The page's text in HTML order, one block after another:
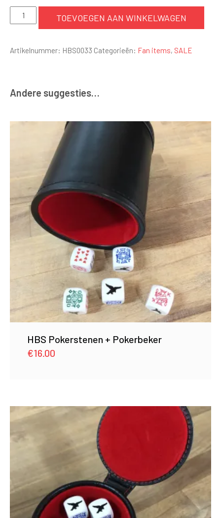
HBS
Pokerstenen
TOEVOEGEN AAN WINKELWAGEN
Artikelnummer: HBS0033 Categorieën: Fan items, SALE
Andere suggesties…
HBS Pokerstenen + Pokerbeker
€16.00